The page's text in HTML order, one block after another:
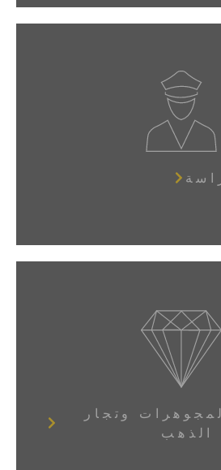
وتجار
الذهب